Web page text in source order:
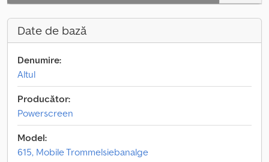
Date de bază
Denumire:
Altul
Producător:
Powerscreen
Model:
615, Mobile Trommelsiebanalge